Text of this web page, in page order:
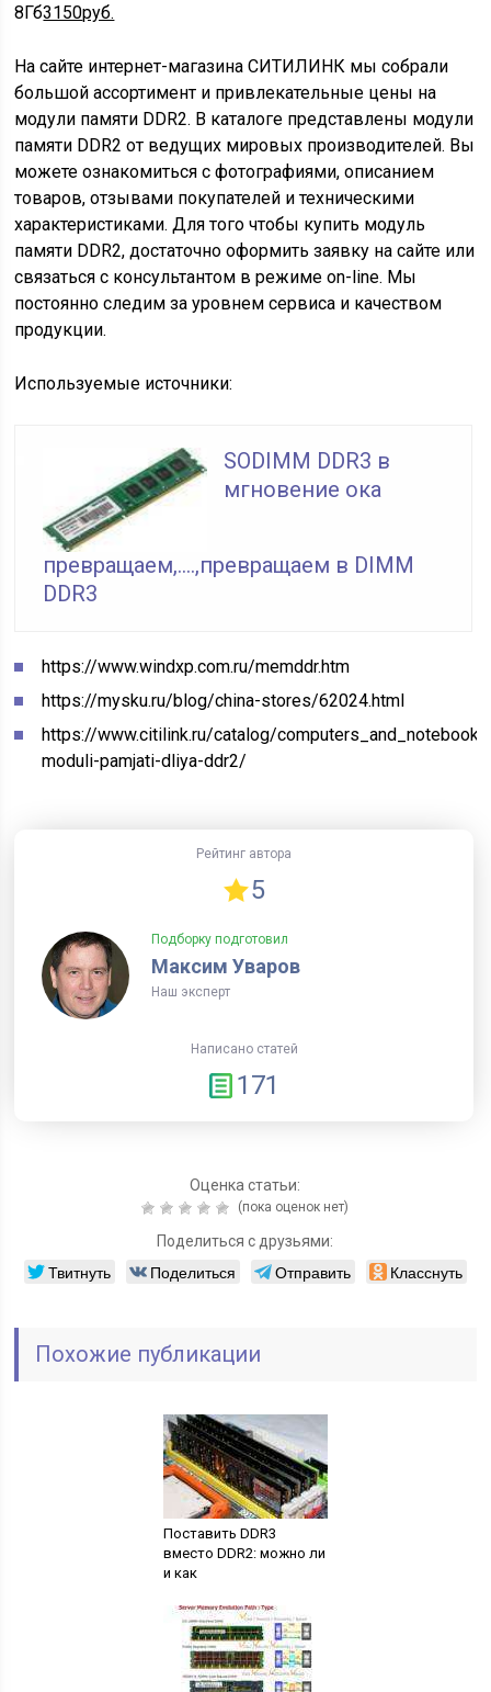
8Гб3150руб.
На сайте интернет-магазина СИТИЛИНК мы собрали
большой ассортимент и привлекательные цены на
модули памяти DDR2. В каталоге представлены модули
памяти DDR2 от ведущих мировых производителей. Вы
можете ознакомиться с фотографиями, описанием
товаров, отзывами покупателей и техническими
характеристиками. Для того чтобы купить модуль
памяти DDR2, достаточно оформить заявку на сайте или
связаться с консультантом в режиме on-line. Мы
постоянно следим за уровнем сервиса и качеством
продукции.
Используемые источники:
SODIMM DDR3 в
мгновение ока
превращаем,....,превращаем в DIMM
DDR3
https://www.windxp.com.ru/memddr.htm
https://mysku.ru/blog/china-stores/62024.html
https://www.citilink.ru/catalog/
moduli-pamjati-dliya-ddr2/
Рейтинг автора
5
Подборку подготовил
Максим Уваров
Наш эксперт
Написано статей
171
Оценка статьи:
(пока оценок нет)
Поделиться с друзьями:
Твитнуть Поделиться Отправить Класснуть
Похожие публикации
Поставить DDR3
вместо DDR2: можно ли
и как